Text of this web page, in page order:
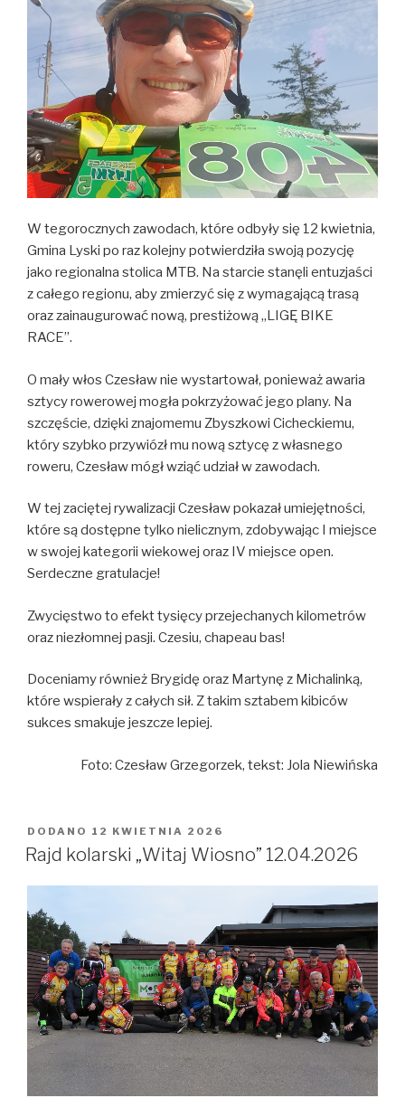
W tegorocznych zawodach, które odbyły się 12 kwietnia,
Gmina Lyski po raz kolejny potwierdziła swoją pozycję
jako regionalna stolica MTB. Na starcie stanęli entuzjaści
z całego regionu, aby zmierzyć się z wymagającą trasą
oraz zainaugurować nową, prestiżową „LIGĘ BIKE
RACE”.
O mały włos Czesław nie wystartował, ponieważ awaria
sztycy rowerowej mogła pokrzyżować jego plany. Na
szczęście, dzięki znajomemu Zbyszkowi Cicheckiemu,
który szybko przywiózł mu nową sztycę z własnego
roweru, Czesław mógł wziąć udział w zawodach.
W tej zaciętej rywalizacji Czesław pokazał umiejętności,
które są dostępne tylko nielicznym, zdobywając I miejsce
w swojej kategorii wiekowej oraz IV miejsce open.
Serdeczne gratulacje!
Zwycięstwo to efekt tysięcy przejechanych kilometrów
oraz niezłomnej pasji. Czesiu, chapeau bas!
Doceniamy również Brygidę oraz Martynę z Michalinką,
które wspierały z całych sił. Z takim sztabem kibiców
sukces smakuje jeszcze lepiej.
Foto: Czesław Grzegorzek, tekst: Jola Niewińska
DODANO OPUBLIKOWANE
12 KWIETNIA 2026
Rajd kolarski „Witaj Wiosno” 12.04.2026